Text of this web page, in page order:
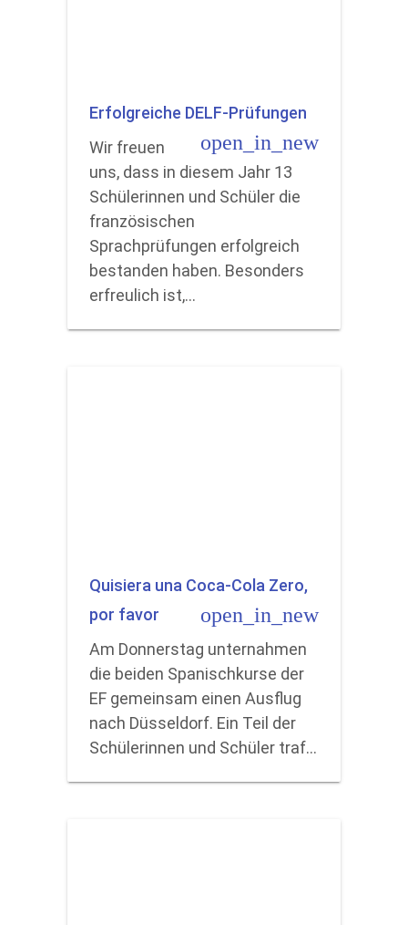
Erfolgreiche DELF-Prüfungen
open_in_new
Wir freuen
uns, dass in diesem Jahr 13
Schülerinnen und Schüler die
französischen
Sprachprüfungen erfolgreich
bestanden haben. Besonders
erfreulich ist,…
Quisiera una Coca-Cola Zero,
por favor
open_in_new
Am Donnerstag unternahmen
die beiden Spanischkurse der
EF gemeinsam einen Ausflug
nach Düsseldorf. Ein Teil der
Schülerinnen und Schüler traf…